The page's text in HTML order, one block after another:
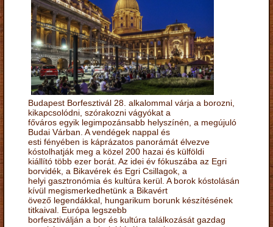
Budapest Borfesztivál 28. alkalommal várja a borozni,
kikapcsolódni, szórakozni vágyókat a
főváros egyik legimpozánsabb helyszínén, a megújuló
Budai Várban. A vendégek nappal és
esti fényében is káprázatos panorámát élvezve
kóstolhatják meg a közel 200 hazai és külföldi
kiállító több ezer borát. Az idei év fókuszába az Egri
borvidék, a Bikavérek és Egri Csillagok, a
helyi gasztronómia és kultúra kerül. A borok kóstolásán
kívül megismerkedhetünk a Bikavért
övező legendákkal, hungarikum borunk készítésének
titkaival. Európa legszebb
borfesztiválján a bor és kultúra találkozását gazdag